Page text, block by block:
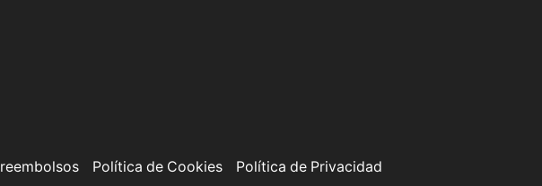
Política de Cookies Política de Privacidad